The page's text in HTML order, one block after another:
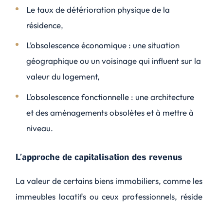
Le taux de détérioration physique de la
résidence,
L’obsolescence économique : une situation
géographique ou un voisinage qui influent sur la
valeur du logement,
L’obsolescence fonctionnelle : une architecture
et des aménagements obsolètes et à mettre à
niveau.
L’approche de capitalisation des revenus
La valeur de certains biens immobiliers, comme les
immeubles locatifs ou ceux professionnels, réside